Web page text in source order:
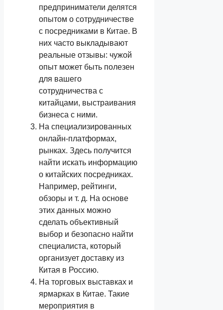
предприниматели делятся
опытом о сотрудничестве
с посредниками в Китае. В
них часто выкладывают
реальные отзывы: чужой
опыт может быть полезен
для вашего
сотрудничества с
китайцами, выстраивания
бизнеса с ними.
На специализированных
онлайн-платформах,
рынках. Здесь получится
найти искать информацию
о китайских посредниках.
Например, рейтинги,
обзоры и т. д. На основе
этих данных можно
сделать объективный
выбор и безопасно найти
специалиста, который
организует доставку из
Китая в Россию.
На торговых выставках и
ярмарках в Китае. Такие
мероприятия в